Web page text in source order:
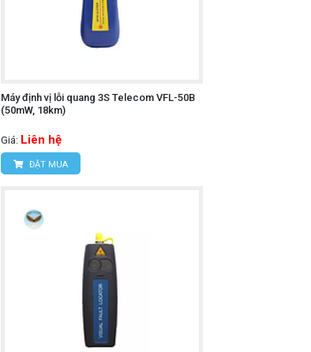
Máy định vị lỗi quang 3S Telecom VFL-50B
(50mW, 18km)
Giá: Liên hệ
ĐẶT MUA